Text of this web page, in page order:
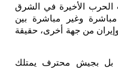
الحرب الأخيرة في الشرق
وغير مباشرة بين
من جهة أخرى، حقيقة
بل بجيش محترف يمتلك